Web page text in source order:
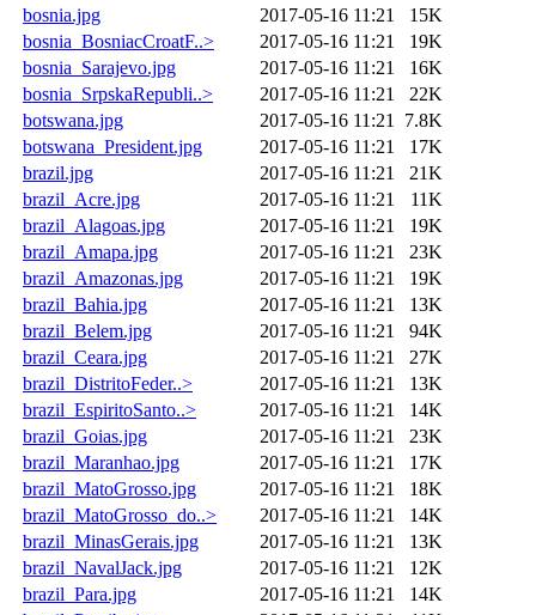
bosnia.jpg
2017-05-16 11:21
15K
bosnia_BosniacCroatF..>
2017-05-16 11:21
19K
bosnia_Sarajevo.jpg
2017-05-16 11:21
16K
bosnia_SrpskaRepubli..>
2017-05-16 11:21
22K
botswana.jpg
2017-05-16 11:21
7.8K
botswana_President.jpg
2017-05-16 11:21
17K
brazil.jpg
2017-05-16 11:21
21K
brazil_Acre.jpg
2017-05-16 11:21
11K
brazil_Alagoas.jpg
2017-05-16 11:21
19K
brazil_Amapa.jpg
2017-05-16 11:21
23K
brazil_Amazonas.jpg
2017-05-16 11:21
19K
brazil_Bahia.jpg
2017-05-16 11:21
13K
brazil_Belem.jpg
2017-05-16 11:21
94K
brazil_Ceara.jpg
2017-05-16 11:21
27K
brazil_DistritoFeder..>
2017-05-16 11:21
13K
brazil_EspiritoSanto..>
2017-05-16 11:21
14K
brazil_Goias.jpg
2017-05-16 11:21
23K
brazil_Maranhao.jpg
2017-05-16 11:21
17K
brazil_MatoGrosso.jpg
2017-05-16 11:21
18K
brazil_MatoGrosso_do..>
2017-05-16 11:21
14K
brazil_MinasGerais.jpg
2017-05-16 11:21
13K
brazil_NavalJack.jpg
2017-05-16 11:21
12K
brazil_Para.jpg
2017-05-16 11:21
14K